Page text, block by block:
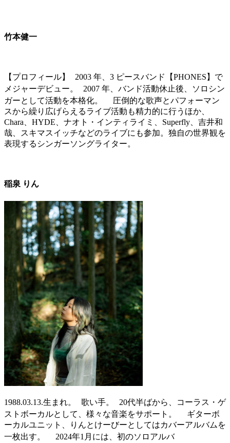
竹本健一
【プロフィール】 2003 年、3 ピースバンド【PHONES】で
メジャーデビュー。 2007 年、バンド活動休止後、ソロシン
ガーとして活動を本格化。 圧倒的な歌声とパフォーマン
スから繰り広げらえるライブ活動も精力的に行うほか、
Chara、HYDE、ナオト・インティライミ、Superfly、吉井和
哉、スキマスイッチなどのライブにも参加。独自の世界観を
表現するシンガーソングライター。
稲泉 りん
1988.03.13.生まれ。 歌い手。 20代半ばから、コーラス・ゲ
ストボーカルとして、様々な音楽をサポート。 ギターボ
ーカルユニット、りんとけーびーとしてはカバーアルバムを
一枚出す。 2024年1月には、初のソロアルバ